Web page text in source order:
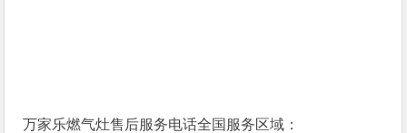
万家乐燃气灶售后服务电话全国服务区域：